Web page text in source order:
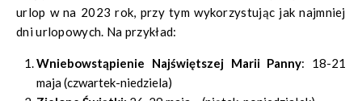
urlop w na 2023 rok, przy tym wykorzystując jak najmniej
dni urlopowych. Na przykład:
Wniebowstąpienie Najświętszej Marii Panny: 18-21
maja (czwartek-niedziela)